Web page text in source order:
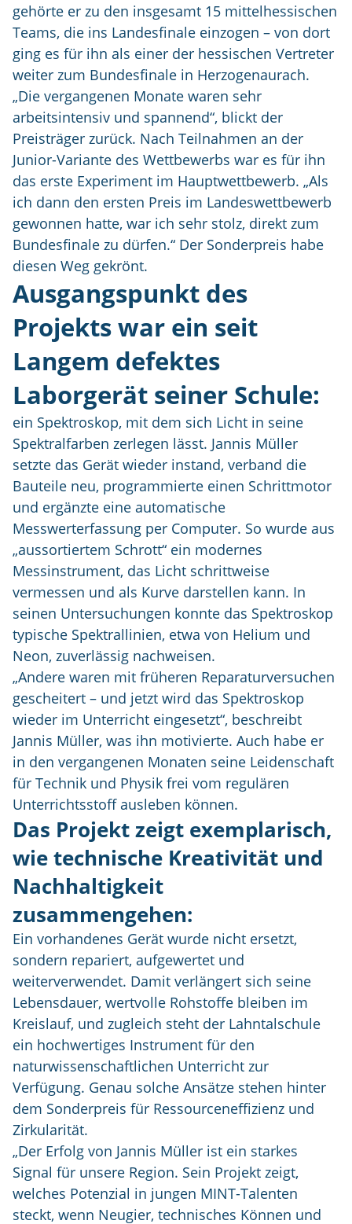
gehörte er zu den insgesamt 15 mittelhessischen
Teams, die ins Landesfinale einzogen – von dort
ging es für ihn als einer der hessischen Vertreter
weiter zum Bundesfinale in Herzogenaurach.
„Die vergangenen Monate waren sehr
arbeitsintensiv und spannend“, blickt der
Preisträger zurück. Nach Teilnahmen an der
Junior-Variante des Wettbewerbs war es für ihn
das erste Experiment im Hauptwettbewerb. „Als
ich dann den ersten Preis im Landeswettbewerb
gewonnen hatte, war ich sehr stolz, direkt zum
Bundesfinale zu dürfen.“ Der Sonderpreis habe
diesen Weg gekrönt.
Ausgangspunkt des
Projekts war ein seit
Langem defektes
Laborgerät seiner Schule:
ein Spektroskop, mit dem sich Licht in seine
Spektralfarben zerlegen lässt. Jannis Müller
setzte das Gerät wieder instand, verband die
Bauteile neu, programmierte einen Schrittmotor
und ergänzte eine automatische
Messwerterfassung per Computer. So wurde aus
„aussortiertem Schrott“ ein modernes
Messinstrument, das Licht schrittweise
vermessen und als Kurve darstellen kann. In
seinen Untersuchungen konnte das Spektroskop
typische Spektrallinien, etwa von Helium und
Neon, zuverlässig nachweisen.
„Andere waren mit früheren Reparaturversuchen
gescheitert – und jetzt wird das Spektroskop
wieder im Unterricht eingesetzt“, beschreibt
Jannis Müller, was ihn motivierte. Auch habe er
in den vergangenen Monaten seine Leidenschaft
für Technik und Physik frei vom regulären
Unterrichtsstoff ausleben können.
Das Projekt zeigt exemplarisch,
wie technische Kreativität und
Nachhaltigkeit
zusammengehen:
Ein vorhandenes Gerät wurde nicht ersetzt,
sondern repariert, aufgewertet und
weiterverwendet. Damit verlängert sich seine
Lebensdauer, wertvolle Rohstoffe bleiben im
Kreislauf, und zugleich steht der Lahntalschule
ein hochwertiges Instrument für den
naturwissenschaftlichen Unterricht zur
Verfügung. Genau solche Ansätze stehen hinter
dem Sonderpreis für Ressourceneffizienz und
Zirkularität.
„Der Erfolg von Jannis Müller ist ein starkes
Signal für unsere Region. Sein Projekt zeigt,
welches Potenzial in jungen MINT-Talenten
steckt, wenn Neugier, technisches Können und